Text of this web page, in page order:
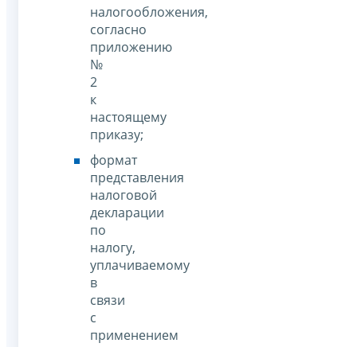
налогообложения,
согласно
приложению
№
2
к
настоящему
приказу;
формат
представления
налоговой
декларации
по
налогу,
уплачиваемому
в
связи
с
применением